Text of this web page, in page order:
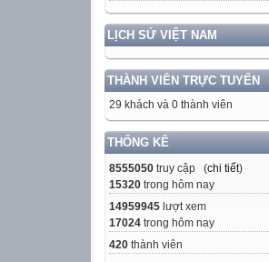
LỊCH SỬ VIỆT NAM
THÀNH VIÊN TRỰC TUYẾN
29 khách và 0 thành viên
THỐNG KÊ
8555050 truy cập (chi tiết)
15320 trong hôm nay
14959945 lượt xem
17024 trong hôm nay
420 thành viên